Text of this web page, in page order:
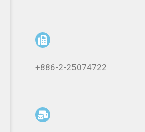
+886-2-25074722